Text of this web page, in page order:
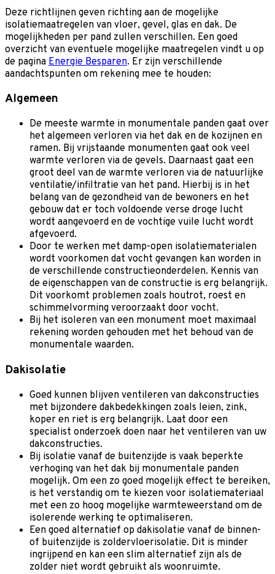
Deze richtlijnen geven richting aan de mogelijke
isolatiemaatregelen van vloer, gevel, glas en dak. De
mogelijkheden per pand zullen verschillen. Een goed
overzicht van eventuele mogelijke maatregelen vindt u op
de pagina Energie Besparen. Er zijn verschillende
aandachtspunten om rekening mee te houden:
Algemeen
De meeste warmte in monumentale panden gaat over
het algemeen verloren via het dak en de kozijnen en
ramen. Bij vrijstaande monumenten gaat ook veel
warmte verloren via de gevels. Daarnaast gaat een
groot deel van de warmte verloren via de natuurlijke
ventilatie/infiltratie van het pand. Hierbij is in het
belang van de gezondheid van de bewoners en het
gebouw dat er toch voldoende verse droge lucht
wordt aangevoerd en de vochtige vuile lucht wordt
afgevoerd.
Door te werken met damp-open isolatiematerialen
wordt voorkomen dat vocht gevangen kan worden in
de verschillende constructieonderdelen. Kennis van
de eigenschappen van de constructie is erg belangrijk.
Dit voorkomt problemen zoals houtrot, roest en
schimmelvorming veroorzaakt door vocht.
Bij het isoleren van een monument moet maximaal
rekening worden gehouden met het behoud van de
monumentale waarden.
Dakisolatie
Goed kunnen blijven ventileren van dakconstructies
met bijzondere dakbedekkingen zoals leien, zink,
koper en riet is erg belangrijk. Laat door een
specialist onderzoek doen naar het ventileren van uw
dakconstructies.
Bij isolatie vanaf de buitenzijde is vaak beperkte
verhoging van het dak bij monumentale panden
mogelijk. Om een zo goed mogelijk effect te bereiken,
is het verstandig om te kiezen voor isolatiemateriaal
met een zo hoog mogelijke warmteweerstand om de
isolerende werking te optimaliseren.
Een goed alternatief op dakisolatie vanaf de binnen-
of buitenzijde is zoldervloerisolatie. Dit is minder
ingrijpend en kan een slim alternatief zijn als de
zolder niet wordt gebruikt als woonruimte.